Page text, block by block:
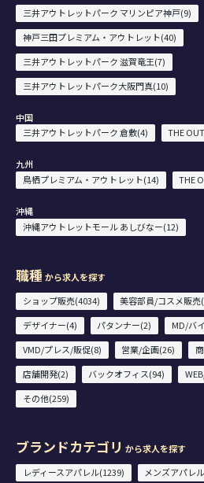
三井アウトレットパーク マリンピア神戸(9)
神戸三田プレミアム・アウトレット(40)
三井アウトレットパーク 滋賀竜王(7)
三井アウトレットパーク大阪門真(10)
中国
三井アウトレットパーク 倉敷(4)
THE
九州
鳥栖プレミアム・アウトレット(14)
THE
沖縄
沖縄アウトレットモール あしびなー(12)
職種 から求人を探す
ショップ販売(4034)
美容部員/コスメ販売
デザイナー(4)
パタンナー(2)
MD/バ
VMD/プレス/販促(8)
営業/企画(26)
店舗開発(2)
バックオフィス(94)
その他(259)
ブランドカテゴリ から求人を探す
レディースアパレル(1239)
メンズアパレ